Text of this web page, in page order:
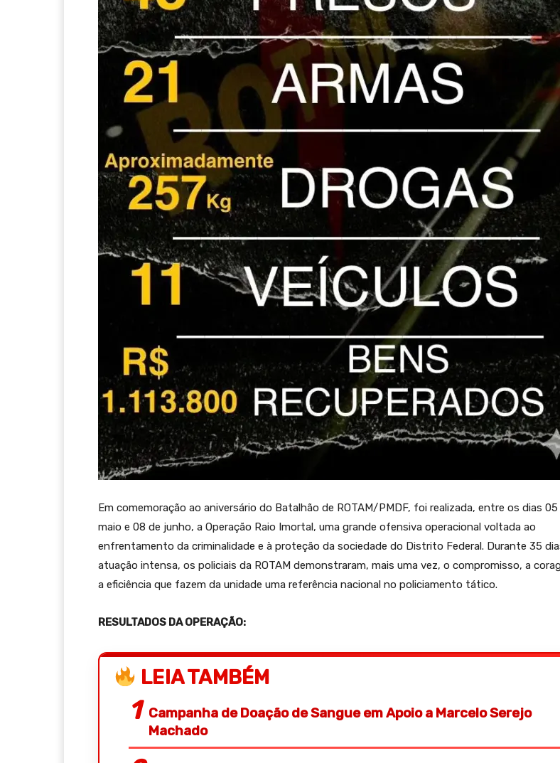
Em comemoração ao aniversário do Batalhão de ROTAM/PMDF, foi realizada, entre os dias 05
maio e 08 de junho, a Operação Raio Imortal, uma grande ofensiva operacional voltada ao
enfrentamento da criminalidade e à proteção da sociedade do Distrito Federal. Durante 35
atuação intensa, os policiais da ROTAM demonstraram, mais uma vez, o compromisso, a
a eficiência que fazem da unidade uma referência nacional no policiamento tático.
RESULTADOS DA OPERAÇÃO:
LEIA TAMBÉM
Campanha de Doação de Sangue em Apoio a Marcelo Serejo
Machado